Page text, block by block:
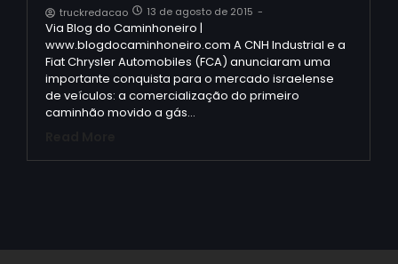
truckredacao 13 de agosto de 2015 -
Via Blog do Caminhoneiro |
www.blogdocaminhoneiro.com A CNH Industrial e a
Fiat Chrysler Automobiles (FCA) anunciaram uma
importante conquista para o mercado israelense
de veículos: a comercialização do primeiro
caminhão movido a gás…